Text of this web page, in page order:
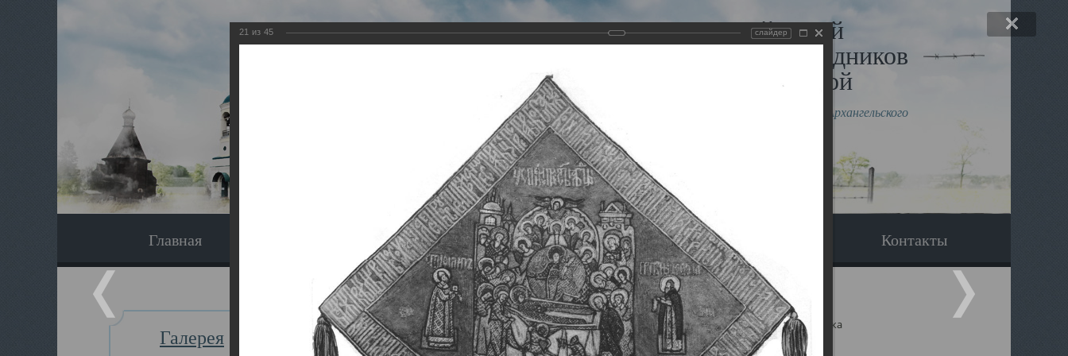
Виртуальный музей
Новомучеников и исповедников
Земли Архангельской
Сайт создан по благословлению митрополита Архангельского
Главная Наследники Галерея Вопрос-ответ Контакты
Галерея
Главная Галерея Храмы-мученики Архангельска Свято-Троицкий собор Архангельска
21 из 45 слайдер